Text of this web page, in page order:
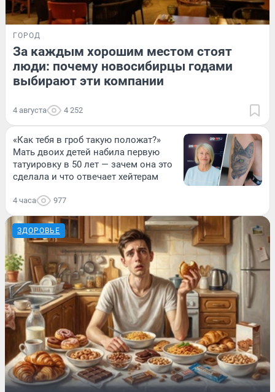
ГОРОД
За каждым хорошим местом стоят
люди: почему новосибирцы годами
выбирают эти компании
4 августа 4 252
«Как тебя в гроб такую положат?»
Мать двоих детей набила первую
татуировку в 50 лет — зачем она это
сделала и что отвечает хейтерам
4 часа 977
ЗДОРОВЬЕ